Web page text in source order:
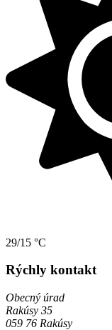
29/15 °C
Rýchly kontakt
Obecný úrad
Rakúsy 35
059 76 Rakúsy